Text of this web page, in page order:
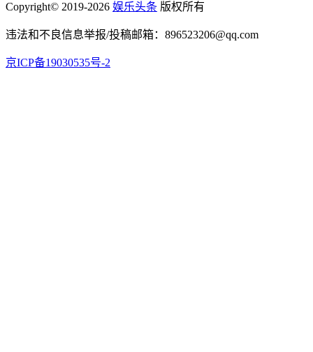
Copyright© 2019-2026 娱乐头条 版权所有
违法和不良信息举报/投稿邮箱：896523206@qq.com
京ICP备19030535号-2